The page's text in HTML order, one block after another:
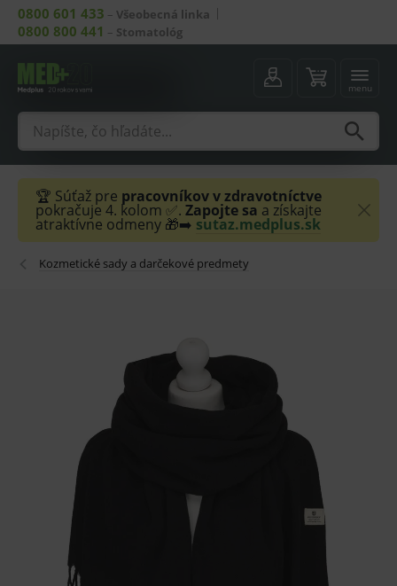
0800 601 433 – Všeobecná linka
0800 800 441 – Stomatológ
menu
🏆 Súťaž pre pracovníkov v zdravotníctve
pokračuje 4. kolom ✅. Zapojte sa a získajte
atraktívne odmeny 🎁➡️ sutaz.medplus.sk
Kozmetické sady a darčekové predmety